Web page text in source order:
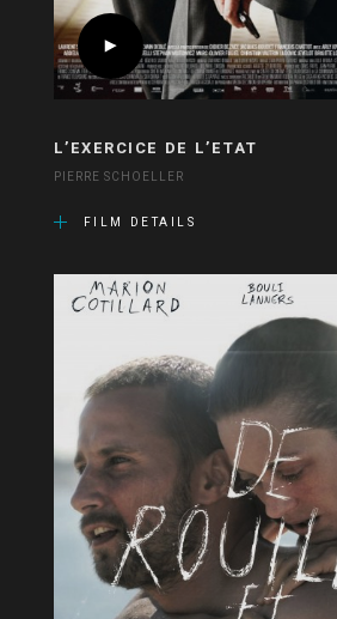
L’EXERCICE DE L’ETAT
PIERRE SCHOELLER
FILM DETAILS